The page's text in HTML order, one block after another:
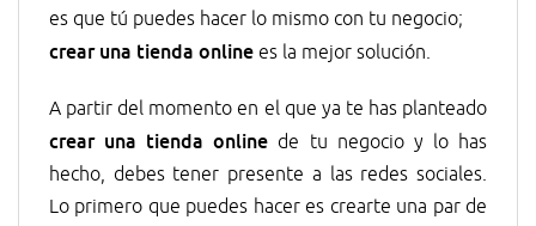
es que tú puedes hacer lo mismo con tu negocio;
crear una tienda online es la mejor solución.
A partir del momento en el que ya te has planteado
crear una tienda online de tu negocio y lo has
hecho, debes tener presente a las redes sociales.
Lo primero que puedes hacer es crearte una par de